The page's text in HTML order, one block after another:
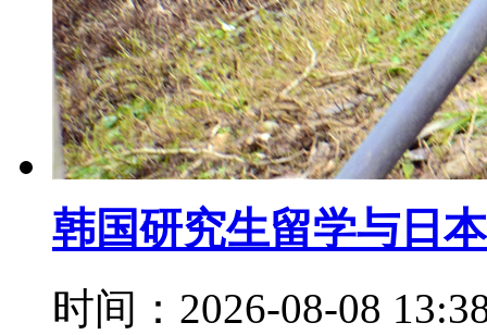
韩国研究生留学与日
时间：2026-08-08